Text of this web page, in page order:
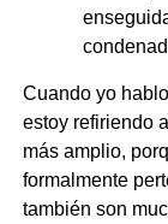
Cuando yo
estoy refiriendo
más amplio,
formalmente
también son